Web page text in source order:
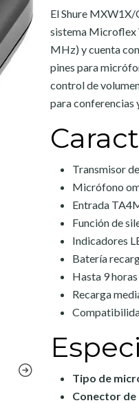
El Shure
sistema Microflex
MHz) y cuenta
pines para
control de
para conferencias
Transmisor
Micrófono
Entrada
Función de
Indicadores
Batería
Hasta 9
Recarga
Tipo de
Conector